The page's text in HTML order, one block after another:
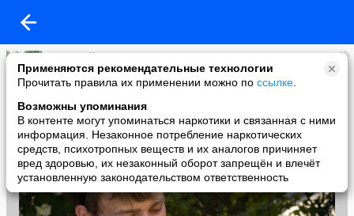
Применяются рекомендательные технологии
Прочитать правила их применении можно по ссылке
Возможны упоминания
В контенте могут упоминаться наркотики и связанная с ними
информация. Незаконное потребление наркотических
средств, психотропных веществ и их аналогов причиняет
вред здоровью, их незаконный оборот запрещён и влечёт
установленную законодательством ответственность
Дмитрий Четнев
added a photo
16 Aug в 13:00